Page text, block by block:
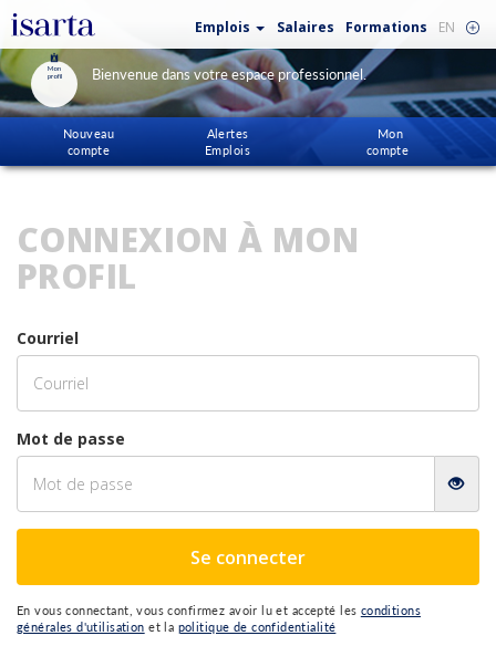
Emplois Salaires Formations EN
Mon
profil
Bienvenue dans votre espace professionnel.
Nouveau
compte
Alertes
Emplois
Mon
compte
CONNEXION À MON
PROFIL
Courriel
Mot de passe
Se connecter
En vous connectant, vous confirmez avoir lu et accepté les conditions
générales d'utilisation et la politique de confidentialité